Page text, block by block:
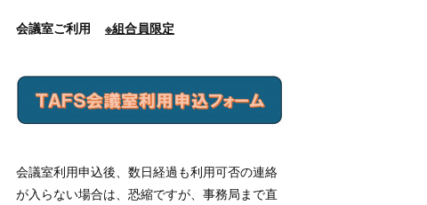
会議室ご利用 ※組合員限定
会議室利用申込後、数日経過も利用可否の連絡
が入らない場合は、恐縮ですが、事務局まで直